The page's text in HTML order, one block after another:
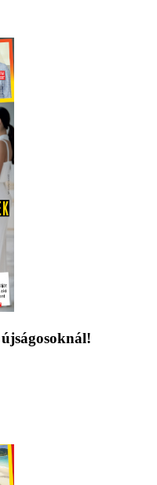
újságosoknál!